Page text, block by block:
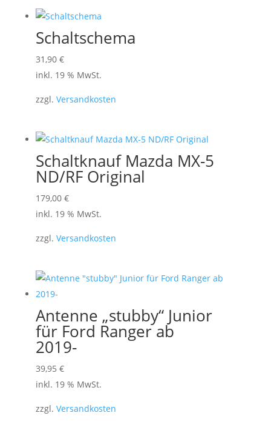
Schaltschema
31,90 €
inkl. 19 % MwSt.
zzgl. Versandkosten
Schaltknauf Mazda MX-5
ND/RF Original
179,00 €
inkl. 19 % MwSt.
zzgl. Versandkosten
Antenne „stubby“ Junior
für Ford Ranger ab
2019-
39,95 €
inkl. 19 % MwSt.
zzgl. Versandkosten